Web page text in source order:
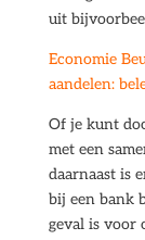
uit
Economie
aandelen:
Of je kunt
met een
daarnaast is
bij een bank
geval is voor